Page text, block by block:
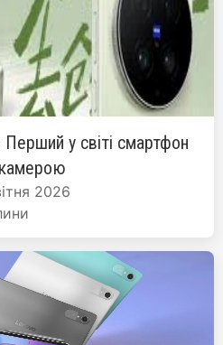
у світі смартфон
2026